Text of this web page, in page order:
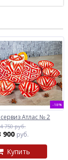
-18%
Атлас № 2
4 750 руб.
900 руб.
Купить